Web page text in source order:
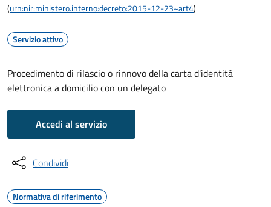
(urn:nir:ministero.interno:decreto:2015-12-23~art4)
Servizio attivo
Procedimento di rilascio o rinnovo della carta d'identità
elettronica a domicilio con un delegato
Accedi al servizio
Condividi
Normativa di riferimento